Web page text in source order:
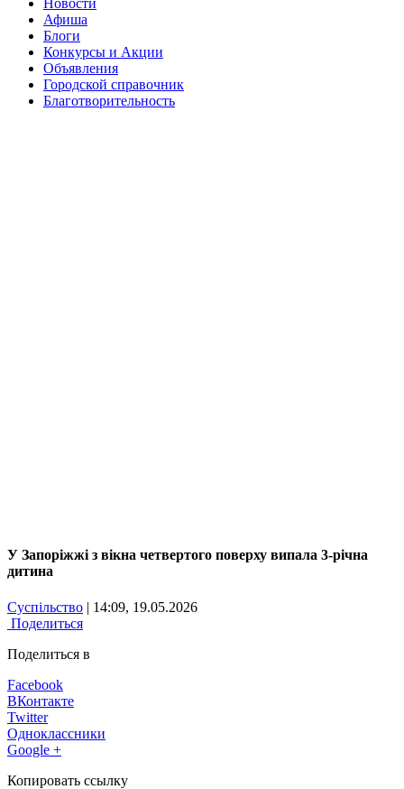
Новости
Афиша
Блоги
Конкурсы и Акции
Объявления
Городской справочник
Благотворительность
У Запоріжжі з вікна четвертого поверху випала 3-річна
дитина
Суспільство | 14:09, 19.05.2026
Поделиться
Поделиться в
Facebook
ВКонтакте
Twitter
Одноклассники
Google +
Копировать ссылку